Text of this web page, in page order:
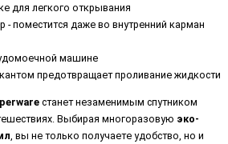
для легкого открывания
поместится даже во внутренний карман
машине
предотвращает проливание жидкости
станет незаменимым спутником
Выбирая многоразовую эко-
, вы не только получаете удобство, но и